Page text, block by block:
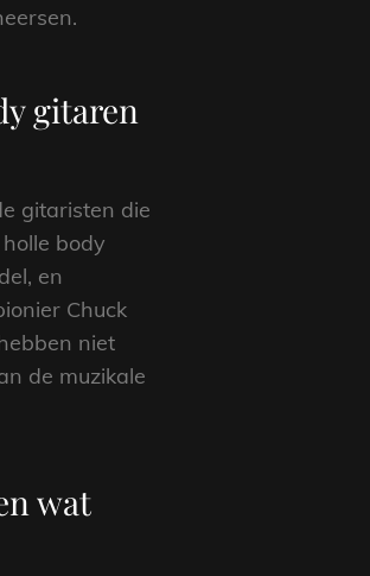
gitaren
gitaristen die
body
en
Chuck
niet
de muzikale
wat